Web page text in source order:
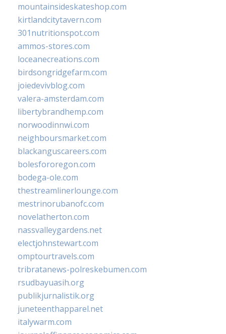
mountainsideskateshop.com
kirtlandcitytavern.com
301nutritionspot.com
ammos-stores.com
loceanecreations.com
birdsongridgefarm.com
joiedevivblog.com
valera-amsterdam.com
libertybrandhemp.com
norwoodinnwi.com
neighboursmarket.com
blackanguscareers.com
bolesfororegon.com
bodega-ole.com
thestreamlinerlounge.com
mestrinorubanofc.com
novelatherton.com
nassvalleygardens.net
electjohnstewart.com
omptourtravels.com
tribratanews-polreskebumen.com
rsudbayuasih.org
publikjurnalistik.org
juneteenthapparel.net
italywarm.com